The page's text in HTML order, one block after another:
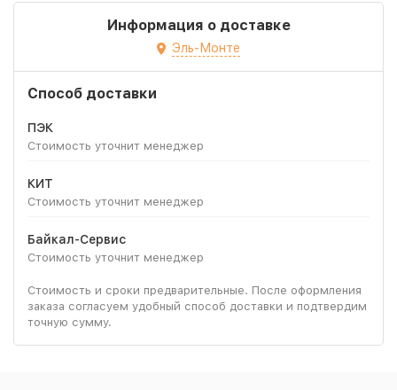
Информация о доставке
Эль-Монте
Способ доставки
ПЭК
Стоимость уточнит менеджер
КИТ
Стоимость уточнит менеджер
Байкал-Сервис
Стоимость уточнит менеджер
Стоимость и сроки предварительные. После оформления
заказа согласуем удобный способ доставки и подтвердим
точную сумму.